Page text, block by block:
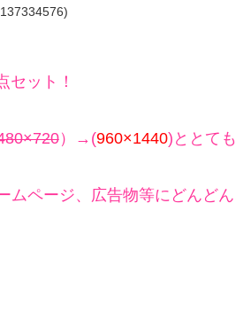
セット！
）→(960×1440)ととて
ページ、広告物等にどんどん